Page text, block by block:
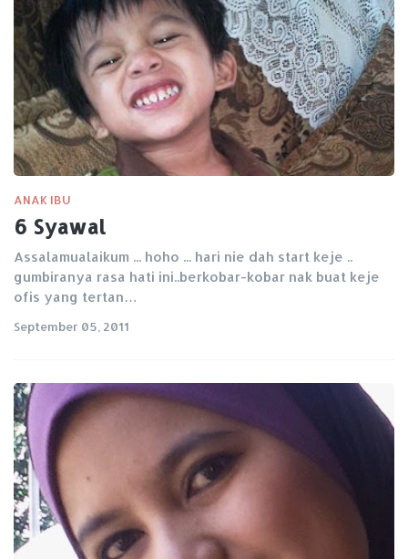
ANAK IBU
6 Syawal
Assalamualaikum ... hoho ... hari nie dah start keje ..
gumbiranya rasa hati ini..berkobar-kobar nak buat keje
ofis yang tertan…
September 05, 2011